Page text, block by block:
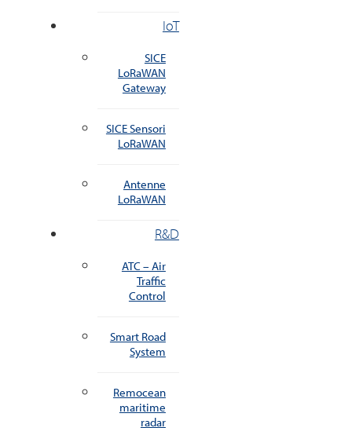
IoT
SICE
LoRaWAN
Gateway
SICE Sensori
LoRaWAN
Antenne
LoRaWAN
R&D
ATC – Air
Traffic
Control
Smart Road
System
Remocean
maritime
radar